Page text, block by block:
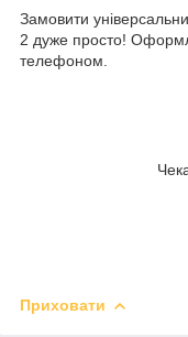
Замовити
2 дуже просто!
телефоном.
Приховати